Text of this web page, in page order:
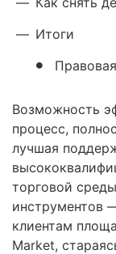
— Итоги
Возможность
процесс,
лучшая
торговой
инструментов
клиентам
Market,